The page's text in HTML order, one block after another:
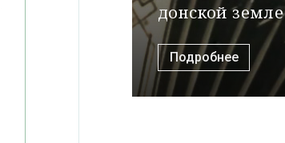
донской земле
Подробнее